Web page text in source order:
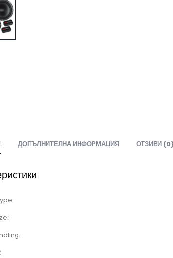
ДОПЪЛНИТЕЛНА ИНФОРМАЦИЯ ОТЗИВИ (0)